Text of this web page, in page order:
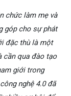
chức làm mẹ và
góp cho sự phát
đặc thù là một
cần qua đào tạo
giới trong
nghệ 4.0 đã